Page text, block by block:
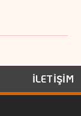
İLETİŞİM